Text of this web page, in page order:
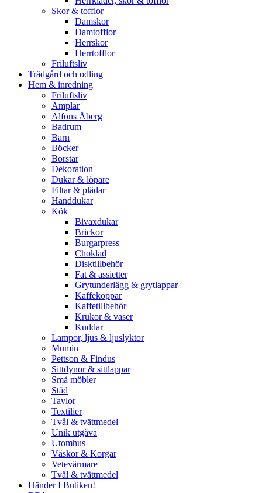
Skor & tofflor
Damskor
Damtofflor
Herrskor
Herrtofflor
Friluftsliv
Trädgård och odling
Hem & inredning
Friluftsliv
Amplar
Alfons Åberg
Badrum
Barn
Böcker
Borstar
Dekoration
Dukar & löpare
Filtar & plädar
Handdukar
Kök
Bivaxdukar
Brickor
Burgarpress
Choklad
Disktillbehör
Fat & assietter
Grytunderlägg & grytlappar
Kaffekoppar
Kaffetillbehör
Krukor & vaser
Kuddar
Lampor, ljus & ljuslyktor
Mumin
Pettson & Findus
Sittdynor & sittlappar
Små möbler
Städ
Tavlor
Textilier
Tvål & tvättmedel
Unik utgåva
Utomhus
Väskor & Korgar
Vetevärmare
Tvål & tvättmedel
Händer I Butiken!